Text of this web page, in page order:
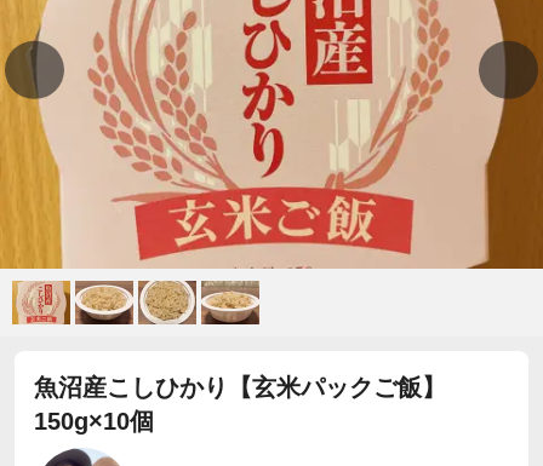
魚沼産こしひかり【玄米パックご飯】
150g×10個